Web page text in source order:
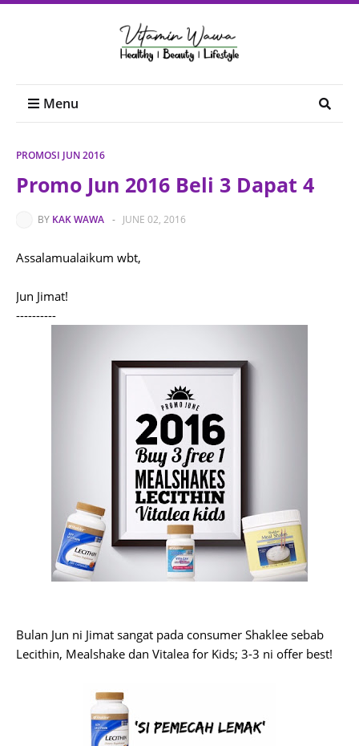
Menu
PROMOSI JUN 2016
Promo Jun 2016 Beli 3 Dapat 4
BY KAK WAWA - JUNE 02, 2016
Assalamualaikum wbt,
Jun Jimat!
----------
Bulan Jun ni Jimat sangat pada consumer Shaklee sebab
Lecithin, Mealshake dan Vitalea for Kids; 3-3 ni offer best!